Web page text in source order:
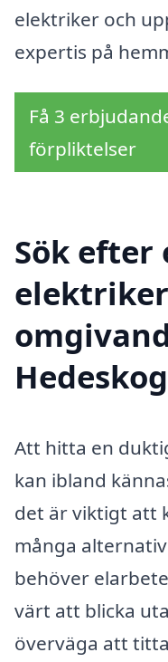
elektriker och
expertis på
Få 3
förpliktelser
Sök efter
Att hitta en
kan ibland
det är viktigt att
många
behöver
värt att blicka
överväga att